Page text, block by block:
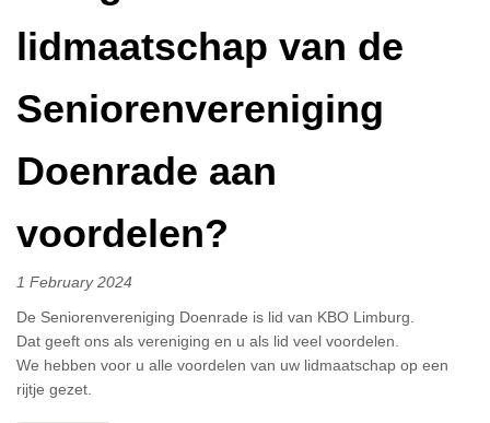
lidmaatschap van de
Seniorenvereniging
Doenrade aan
voordelen?
1 February 2024
De Seniorenvereniging Doenrade is lid van KBO Limburg.
Dat geeft ons als vereniging en u als lid veel voordelen.
We hebben voor u alle voordelen van uw lidmaatschap op een
rijtje gezet.